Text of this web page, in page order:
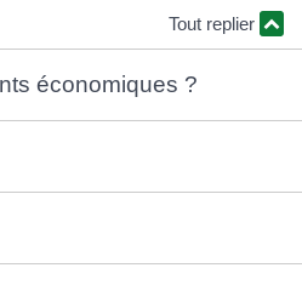
Tout replier
économiques ?